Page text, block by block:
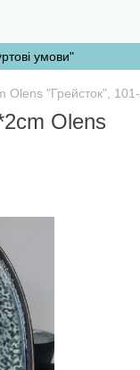
умови"
Olens "Грейсток",
Olens